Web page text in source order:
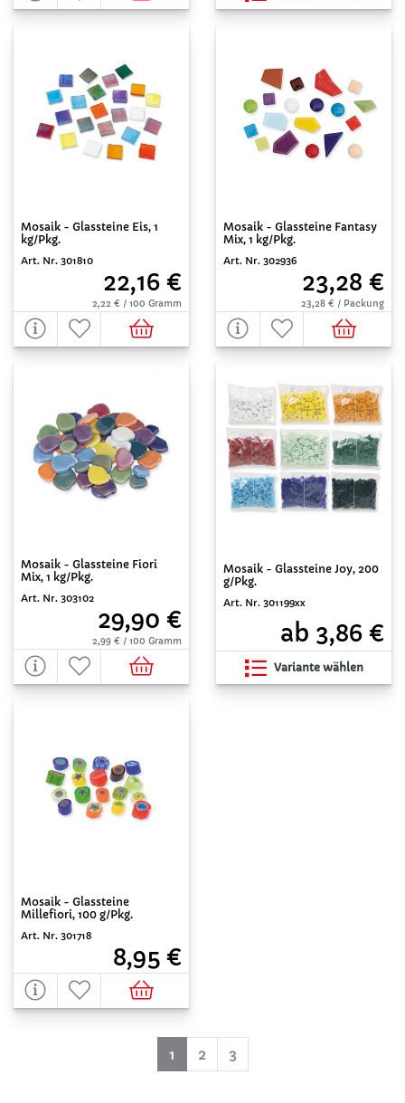
Mosaik - Glassteine Eis, 1
kg/Pkg.
Art. Nr. 301810
22,16 €
2,22 € / 100 Gramm
Mosaik - Glassteine Fantasy
Mix, 1 kg/Pkg.
Art. Nr. 302936
23,28 €
23,28 € / Packung
Mosaik - Glassteine Fiori
Mix, 1 kg/Pkg.
Art. Nr. 303102
29,90 €
2,99 € / 100 Gramm
Mosaik - Glassteine Joy, 200
g/Pkg.
Art. Nr. 301199xx
ab 3,86 €
Variante wählen
Mosaik - Glassteine
Millefiori, 100 g/Pkg.
Art. Nr. 301718
8,95 €
1 (aktuell)
2 3